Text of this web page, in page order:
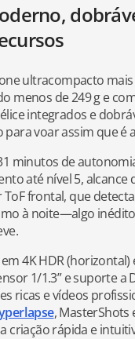
ultracompacto
menos de 249 g e
integrados e
voar assim que é
minutos de
até nível 5, alcance
frontal, que detecta
à noite—algo
4K HDR (horizontal)
1/1.3” e suporte a
ricas e vídeos
, MasterShots
criação rápida e